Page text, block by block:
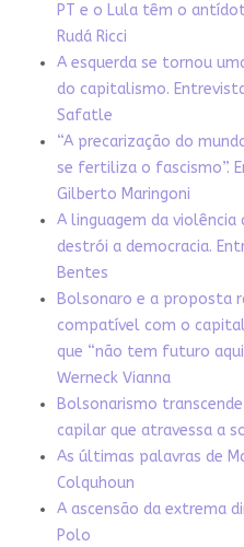
PT e o Lula têm o
Rudá Ricci
A esquerda se tornou
do capitalismo.
Safatle
“A precarização do
se fertiliza o fascismo”.
Gilberto Maringoni
A linguagem da violência
destrói a democracia.
Bentes
Bolsonaro e a proposta
compatível com o
que “não tem futuro
Werneck Vianna
Bolsonarismo
capilar que atravessa a
As últimas palavras de
Colquhoun
A ascensão da extrema
Polo